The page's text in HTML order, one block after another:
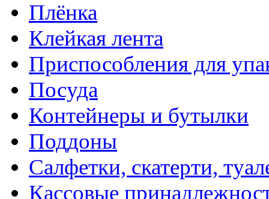
Плёнка
Клейкая лента
Приспособления для
Посуда
Контейнеры и бутылки
Поддоны
Салфетки, скатерти,
Кассовые